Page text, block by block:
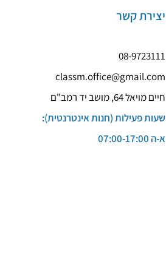
יצירת קשר
08-9723111
classm.office@gmail.com
חיים מויאל 64, מושב יד רמב"ם
שעות פעילות (חנות אינטרנטית):
א-ה 07:00-17:00